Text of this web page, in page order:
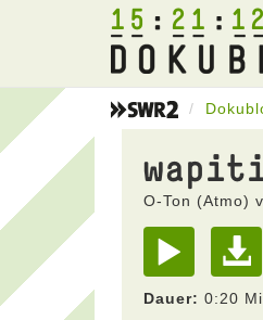
15 21 12
O-Ton (Atmo)
Dauer: 0:20